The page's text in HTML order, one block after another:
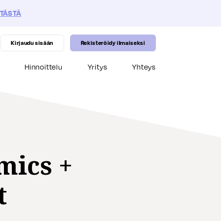
Kirjaudu sisään Rekisteröidy ilmaiseksi
Hinnoittelu Yritys Yhteys
+